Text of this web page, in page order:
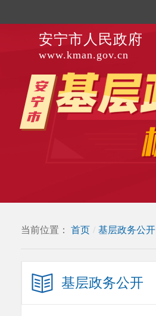
安宁市人民政府
www.kman.gov.cn
当前位置： 首页 / 基层政务公开
基层政务公开